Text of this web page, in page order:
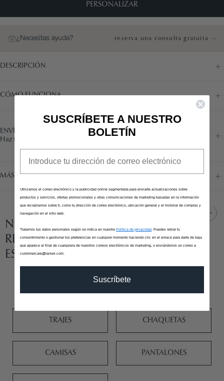
PERSONALIZAR
¿Necesitas ayuda? reserva una consulta gratuita
DESCRIPCIÓN
CÓMO FUNCIONA
ENVÍO
Haz tu pedido hoy para recibirlo en 7/8 semanas
MÁS INFORMACIÓN
NUESTRAS
RECOMENDACIONES DE
ESTILO PARA TI
TRAJES CHAQUETAS
CAMISAS PANTALONES
SUSCRÍBETE A NUESTRO
BOLETÍN
Utilizamos el correo electrónico y la publicidad online segmentada para enviarte actualizaciones sobre
productos y servicios, ofertas promocionales y otras comunicaciones de marketing basadas en la información
que recopilamos sobre ti, como tu dirección de correo electrónico, ubicación general y el historial de compras y
navegación en el sitio web.
Tratamos tus datos personales según se indica en nuestra Política de privacidad . Puedes retirar tu
consentimiento o gestionar tus preferencias en cualquier momento haciendo clic en el enlace para darte de baja
que aparece al final de cualquiera de nuestros correos electrónicos de marketing, o enviándonos un correo a
customercare@lanieri.com.
Suscríbete